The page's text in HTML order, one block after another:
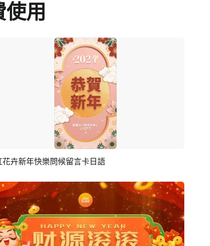
用
預覽 編輯
花卉新年快樂問候留言卡日語